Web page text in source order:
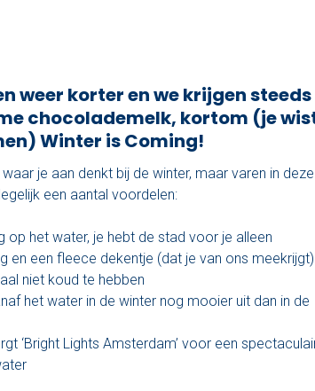
weer korter en we krijgen steeds
chocolademelk, kortom (je
Winter is Coming!
je aan denkt bij de winter, maar varen in
een aantal voordelen:
op het water, je hebt de stad voor je alleen
en een fleece dekentje (dat je van ons meekrijgt)
niet koud te hebben
het water in de winter nog mooier uit dan in de
‘Bright Lights Amsterdam’ voor een